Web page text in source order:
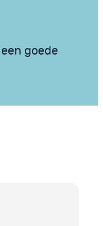
goede